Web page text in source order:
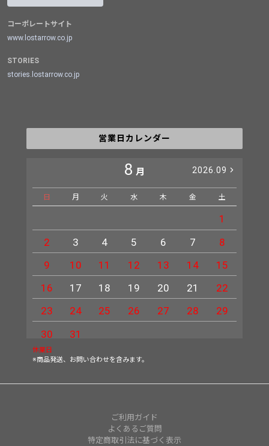
コーポレートサイト
www.lostarrow.co.jp
STORIES
stories.lostarrow.co.jp
営業日カレンダー
8 月 2026.09
日 月 火 水 木 金 土
1
2
3 4 5 6 7
8
9
10 11 12 13 14
15
16
17 18 19 20 21
22
23
24 25 26 27 28
29
30
31
休業日
※商品発送、お問い合わせを含みます。
ご利用ガイド
よくあるご質問
特定商取引法に基づく表示